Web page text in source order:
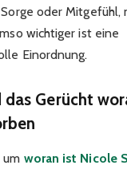
oder Mitgefühl,
wichtiger ist eine
Einordnung.
Gerücht
um woran ist Nicole